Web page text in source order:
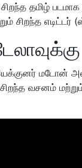
தமிழ்
சிறந்த
மடோன்
சிறந்த வசனம்